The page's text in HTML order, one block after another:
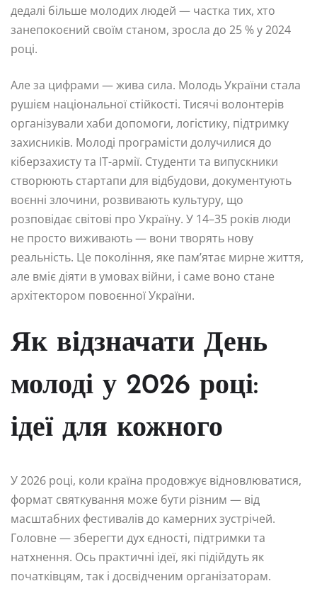
дедалі більше молодих людей — частка тих, хто
занепокоєний своїм станом, зросла до 25 % у 2024
році.
Але за цифрами — жива сила. Молодь України стала
рушієм національної стійкості. Тисячі волонтерів
організували хаби допомоги, логістику, підтримку
захисників. Молоді програмісти долучилися до
кіберзахисту та IT-армії. Студенти та випускники
створюють стартапи для відбудови, документують
воєнні злочини, розвивають культуру, що
розповідає світові про Україну. У 14–35 років люди
не просто виживають — вони творять нову
реальність. Це покоління, яке пам’ятає мирне життя,
але вміє діяти в умовах війни, і саме воно стане
архітектором повоєнної України.
Як відзначати День
молоді у 2026 році:
ідеї для кожного
У 2026 році, коли країна продовжує відновлюватися,
формат святкування може бути різним — від
масштабних фестивалів до камерних зустрічей.
Головне — зберегти дух єдності, підтримки та
натхнення. Ось практичні ідеї, які підійдуть як
початківцям, так і досвідченим організаторам.